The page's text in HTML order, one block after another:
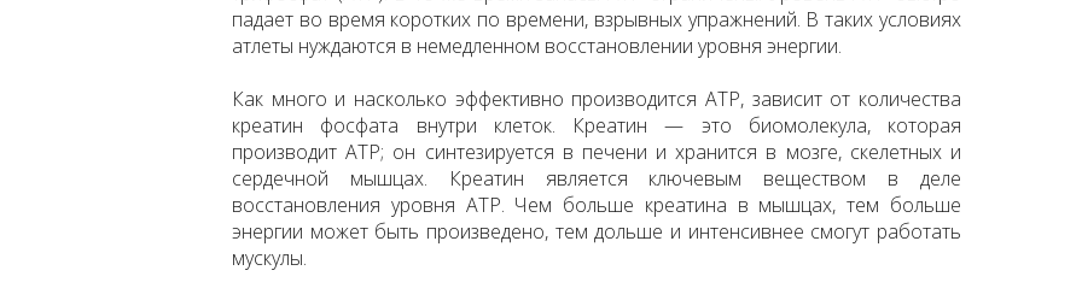
падает во время коротких по времени, взрывных упражнений. В таких условиях
атлеты нуждаются в немедленном восстановлении уровня энергии.
Как много и насколько эффективно производится ATP, зависит от количества
креатин фосфата внутри клеток. Креатин — это биомолекула, которая
производит ATP; он синтезируется в печени и хранится в мозге, скелетных и
сердечной мышцах. Креатин является ключевым веществом в деле
восстановления уровня ATP. Чем больше креатина в мышцах, тем больше
энергии может быть произведено, тем дольше и интенсивнее смогут работать
мускулы.